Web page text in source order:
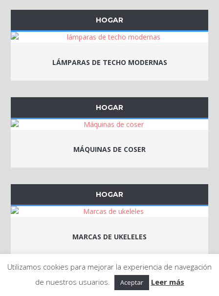
HOGAR
LÁMPARAS DE TECHO MODERNAS
HOGAR
MÁQUINAS DE COSER
HOGAR
MARCAS DE UKELELES
HOGAR
Utilizamos cookies para mejorar la experiencia de navegación
de nuestros usuarios.
Aceptar Leer más